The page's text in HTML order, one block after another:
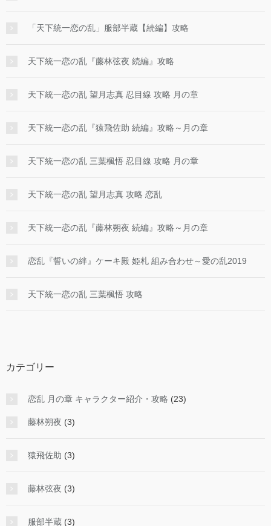
「天下統一恋の乱」服部半蔵【続編】攻略
天下統一恋の乱『藤林弦夜 続編』攻略
天下統一恋の乱 望月志真 忍目線 攻略 月の章
天下統一恋の乱『猿飛佐助 続編』攻略～月の章
天下統一恋の乱 三葉楓悟 忍目線 攻略 月の章
天下統一恋の乱 望月志真 攻略 恋乱
天下統一恋の乱『藤林朔夜 続編』攻略～月の章
恋乱『誓いの絆』ケーキ殿 姫札 組み合わせ～愛の乱2019
天下統一恋の乱 三葉楓悟 攻略
カテゴリー
恋乱 月の章 キャラクター紹介・攻略 (23)
藤林朔夜 (3)
猿飛佐助 (3)
藤林弦夜 (3)
服部半蔵 (3)